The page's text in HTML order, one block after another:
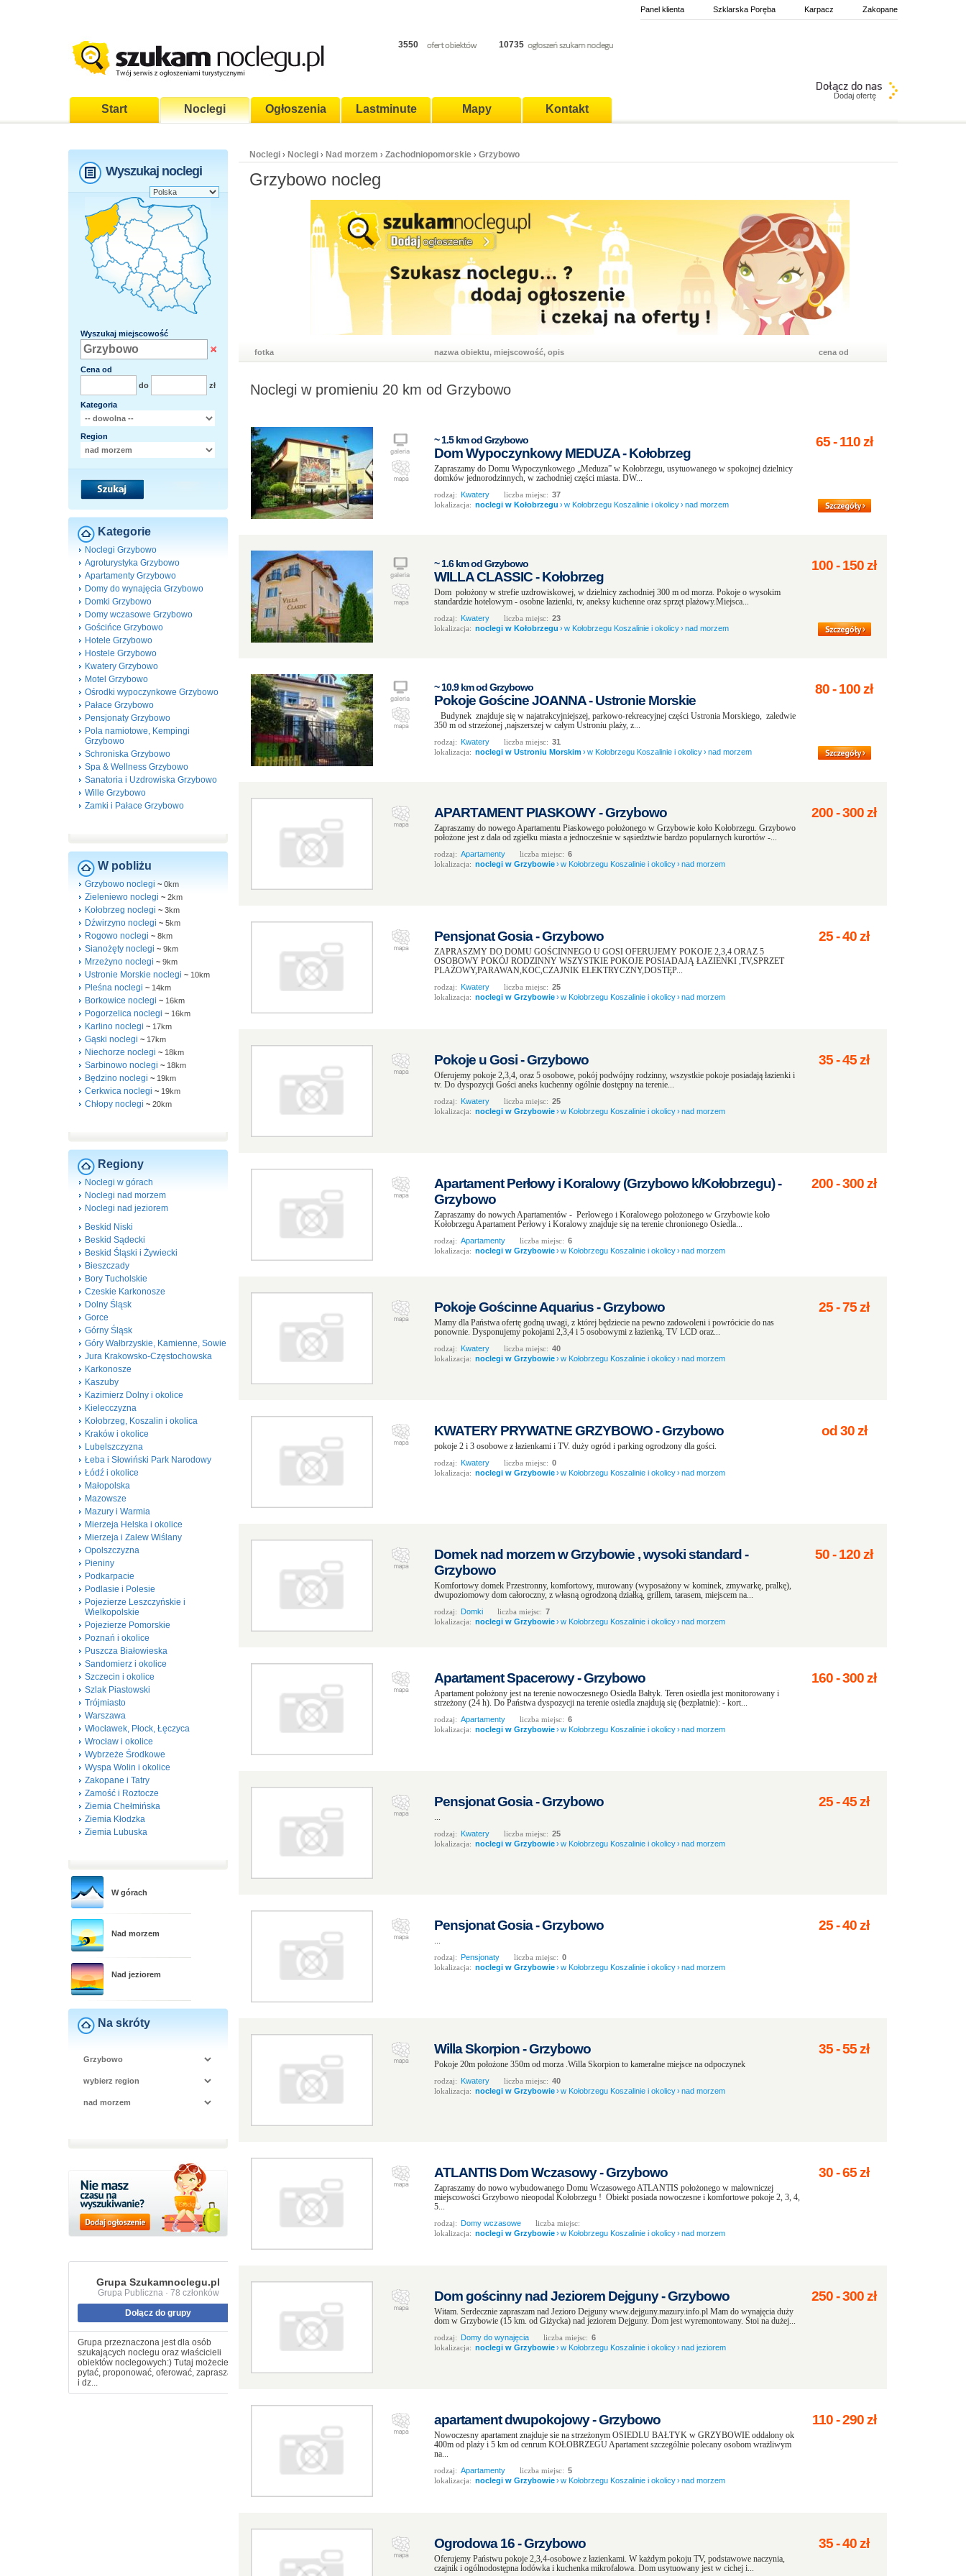
Panel klienta Szklarska Poręba Karpacz Zakopane
3550 10735
Start Noclegi Ogłoszenia Lastminute Mapy Kontakt
Dodaj ofertę
Wyszukaj noclegi
Wyszukaj miejscowość
Cena od
do
zł
Kategoria
Region
Kategorie
Noclegi Grzybowo
Agroturystyka Grzybowo
Apartamenty Grzybowo
Domy do wynajęcia Grzybowo
Domki Grzybowo
Domy wczasowe Grzybowo
Gościńce Grzybowo
Hotele Grzybowo
Hostele Grzybowo
Kwatery Grzybowo
Motel Grzybowo
Ośrodki wypoczynkowe Grzybowo
Pałace Grzybowo
Pensjonaty Grzybowo
Pola namiotowe, Kempingi
Grzybowo
Schroniska Grzybowo
Spa & Wellness Grzybowo
Sanatoria i Uzdrowiska Grzybowo
Wille Grzybowo
Zamki i Pałace Grzybowo
W pobliżu
Grzybowo noclegi ~ 0km
Zieleniewo noclegi ~ 2km
Kołobrzeg noclegi ~ 3km
Dźwirzyno noclegi ~ 5km
Rogowo noclegi ~ 8km
Sianożęty noclegi ~ 9km
Mrzeżyno noclegi ~ 9km
Ustronie Morskie noclegi ~ 10km
Pleśna noclegi ~ 14km
Borkowice noclegi ~ 16km
Pogorzelica noclegi ~ 16km
Karlino noclegi ~ 17km
Gąski noclegi ~ 17km
Niechorze noclegi ~ 18km
Sarbinowo noclegi ~ 18km
Będzino noclegi ~ 19km
Cerkwica noclegi ~ 19km
Chłopy noclegi ~ 20km
Regiony
Noclegi w górach
Noclegi nad morzem
Noclegi nad jeziorem
Beskid Niski
Beskid Sądecki
Beskid Śląski i Żywiecki
Bieszczady
Bory Tucholskie
Czeskie Karkonosze
Dolny Śląsk
Gorce
Górny Śląsk
Góry Wałbrzyskie, Kamienne, Sowie
Jura Krakowsko-Częstochowska
Karkonosze
Kaszuby
Kazimierz Dolny i okolice
Kielecczyzna
Kołobrzeg, Koszalin i okolica
Kraków i okolice
Lubelszczyzna
Łeba i Słowiński Park Narodowy
Łódź i okolice
Małopolska
Mazowsze
Mazury i Warmia
Mierzeja Helska i okolice
Mierzeja i Zalew Wiślany
Opolszczyzna
Pieniny
Podkarpacie
Podlasie i Polesie
Pojezierze Leszczyńskie i
Wielkopolskie
Pojezierze Pomorskie
Poznań i okolice
Puszcza Białowieska
Sandomierz i okolice
Szczecin i okolice
Szlak Piastowski
Trójmiasto
Warszawa
Włocławek, Płock, Łęczyca
Wrocław i okolice
Wybrzeże Środkowe
Wyspa Wolin i okolice
Zakopane i Tatry
Zamość i Roztocze
Ziemia Chełmińska
Ziemia Kłodzka
Ziemia Lubuska
W górach
Nad morzem
Nad jeziorem
Na skróty
Grupa Szukamnoclegu.pl
Grupa Publiczna · 78 członków
Dołącz do grupy
Grupa przeznaczona jest dla osób
szukających noclegu oraz właścicieli
obiektów noclegowych:) Tutaj możecie
pytać, proponować, oferować, zapraszać
i dz...
Noclegi › Noclegi › Nad morzem › Zachodniopomorskie › Grzybowo
Grzybowo nocleg
fotka nazwa obiektu, miejscowość, opis cena od
Noclegi w promieniu 20 km od Grzybowo
~ 1.5 km od Grzybowo
Dom Wypoczynkowy MEDUZA - Kołobrzeg
Zapraszamy do Domu Wypoczynkowego „Meduza” w Kołobrzegu, usytuowanego w spokojnej dzielnicy
domków jednorodzinnych, w zachodniej części miasta. DW...
rodzaj: Kwatery liczba miejsc: 37
lokalizacja: noclegi w Kołobrzegu ›w Kołobrzegu Koszalinie i okolicy›nad morzem
65-110zł
~ 1.6 km od Grzybowo
WILLA CLASSIC - Kołobrzeg
Dom położony w strefie uzdrowiskowej, w dzielnicy zachodniej 300 m od morza. Pokoje o wysokim
standardzie hotelowym - osobne łazienki, tv, aneksy kuchenne oraz sprzęt plażowy.Miejsca...
rodzaj: Kwatery liczba miejsc: 23
lokalizacja: noclegi w Kołobrzegu ›w Kołobrzegu Koszalinie i okolicy›nad morzem
100-150zł
~ 10.9 km od Grzybowo
Pokoje Gościne JOANNA - Ustronie Morskie
Budynek znajduje się w najatrakcyjniejszej, parkowo-rekreacyjnej części Ustronia Morskiego, zaledwie
350 m od strzeżonej ,najszerszej w całym Ustroniu plaży, z...
rodzaj: Kwatery liczba miejsc: 31
lokalizacja: noclegi w Ustroniu Morskim›w Kołobrzegu Koszalinie i okolicy›nad morzem
80-100zł
APARTAMENT PIASKOWY - Grzybowo
Zapraszamy do nowego Apartamentu Piaskowego położonego w Grzybowie koło Kołobrzegu. Grzybowo
położone jest z dala od zgiełku miasta a jednocześnie w sąsiedztwie bardzo popularnych kurortów -...
rodzaj: Apartamenty liczba miejsc: 6
lokalizacja: noclegi w Grzybowie›w Kołobrzegu Koszalinie i okolicy›nad morzem
200-300zł
Pensjonat Gosia - Grzybowo
ZAPRASZMY DO DOMU GOŚCINNEGO U GOSI OFERUJEMY POKOJE 2,3,4 ORAZ 5
OSOBOWY POKÓJ RODZINNY WSZYSTKIE POKOJE POSIADAJĄ ŁAZIENKI ,TV,SPRZET
PLAŻOWY,PARAWAN,KOC,CZAJNIK ELEKTRYCZNY,DOSTĘP...
rodzaj: Kwatery liczba miejsc: 25
lokalizacja: noclegi w Grzybowie›w Kołobrzegu Koszalinie i okolicy›nad morzem
25-40zł
Pokoje u Gosi - Grzybowo
Oferujemy pokoje 2,3,4, oraz 5 osobowe, pokój podwójny rodzinny, wszystkie pokoje posiadają łazienki i
tv. Do dyspozycji Gości aneks kuchenny ogólnie dostępny na terenie...
rodzaj: Kwatery liczba miejsc: 25
lokalizacja: noclegi w Grzybowie›w Kołobrzegu Koszalinie i okolicy›nad morzem
35-45zł
Apartament Perłowy i Koralowy (Grzybowo k/Kołobrzegu) -
Grzybowo
Zapraszamy do nowych Apartamentów - Perłowego i Koralowego położonego w Grzybowie koło
Kołobrzegu Apartament Perłowy i Koralowy znajduje się na terenie chronionego Osiedla...
rodzaj: Apartamenty liczba miejsc: 6
lokalizacja: noclegi w Grzybowie›w Kołobrzegu Koszalinie i okolicy›nad morzem
200-300zł
Pokoje Gościnne Aquarius - Grzybowo
Mamy dla Państwa ofertę godną uwagi, z której będziecie na pewno zadowoleni i powrócicie do nas
ponownie. Dysponujemy pokojami 2,3,4 i 5 osobowymi z łazienką, TV LCD oraz...
rodzaj: Kwatery liczba miejsc: 40
lokalizacja: noclegi w Grzybowie›w Kołobrzegu Koszalinie i okolicy›nad morzem
25-75zł
KWATERY PRYWATNE GRZYBOWO - Grzybowo
pokoje 2 i 3 osobowe z łazienkami i TV. duży ogród i parking ogrodzony dla gości.
rodzaj: Kwatery liczba miejsc: 0
lokalizacja: noclegi w Grzybowie›w Kołobrzegu Koszalinie i okolicy›nad morzem
od 30zł
Domek nad morzem w Grzybowie , wysoki standard -
Grzybowo
Komfortowy domek Przestronny, komfortowy, murowany (wyposażony w kominek, zmywarkę, pralkę),
dwupoziomowy dom całoroczny, z własną ogrodzoną działką, grillem, tarasem, miejscem na...
rodzaj: Domki liczba miejsc: 7
lokalizacja: noclegi w Grzybowie›w Kołobrzegu Koszalinie i okolicy›nad morzem
50-120zł
Apartament Spacerowy - Grzybowo
Apartament położony jest na terenie nowoczesnego Osiedla Bałtyk. Teren osiedla jest monitorowany i
strzeżony (24 h). Do Państwa dyspozycji na terenie osiedla znajdują się (bezpłatnie): - kort...
rodzaj: Apartamenty liczba miejsc: 6
lokalizacja: noclegi w Grzybowie›w Kołobrzegu Koszalinie i okolicy›nad morzem
160-300zł
Pensjonat Gosia - Grzybowo
...
rodzaj: Kwatery liczba miejsc: 25
lokalizacja: noclegi w Grzybowie›w Kołobrzegu Koszalinie i okolicy›nad morzem
25-45zł
Pensjonat Gosia - Grzybowo
...
rodzaj: Pensjonaty liczba miejsc: 0
lokalizacja: noclegi w Grzybowie›w Kołobrzegu Koszalinie i okolicy›nad morzem
25-40zł
Willa Skorpion - Grzybowo
Pokoje 20m położone 350m od morza .Willa Skorpion to kameralne miejsce na odpoczynek
rodzaj: Kwatery liczba miejsc: 40
lokalizacja: noclegi w Grzybowie›w Kołobrzegu Koszalinie i okolicy›nad morzem
35-55zł
ATLANTIS Dom Wczasowy - Grzybowo
Zapraszamy do nowo wybudowanego Domu Wczasowego ATLANTIS położonego w malowniczej
miejscowości Grzybowo nieopodal Kołobrzegu ! Obiekt posiada nowoczesne i komfortowe pokoje 2, 3, 4,
5...
rodzaj: Domy wczasowe
liczba miejsc:
lokalizacja: noclegi w Grzybowie›w Kołobrzegu Koszalinie i okolicy›nad morzem
30-65zł
Dom gościnny nad Jeziorem Dejguny - Grzybowo
Witam. Serdecznie zapraszam nad Jezioro Dejguny www.dejguny.mazury.info.pl Mam do wynajęcia duży
dom w Grzybowie (15 km. od Giżycka) nad jeziorem Dejguny. Dom jest wyremontowany. Stoi na dużej...
rodzaj: Domy do wynajęcia liczba miejsc: 6
lokalizacja: noclegi w Grzybowie›w Kołobrzegu Koszalinie i okolicy›nad jeziorem
250-300zł
apartament dwupokojowy - Grzybowo
Nowoczesny apartament znajduje sie na strzeżonym OSIEDLU BAŁTYK w GRZYBOWIE oddalony ok
400m od plaży i 5 km od cenrum KOŁOBRZEGU Apartament szczególnie polecany osobom wrażliwym
na...
rodzaj: Apartamenty liczba miejsc: 5
lokalizacja: noclegi w Grzybowie›w Kołobrzegu Koszalinie i okolicy›nad morzem
110-290zł
Ogrodowa 16 - Grzybowo
Oferujemy Państwu pokoje 2,3,4-osobowe z łazienkami. W każdym pokoju TV, podstawowe naczynia,
czajnik i ogólnodostępna lodówka i kuchenka mikrofalowa. Dom usytuowany jest w cichej i...
35-40zł